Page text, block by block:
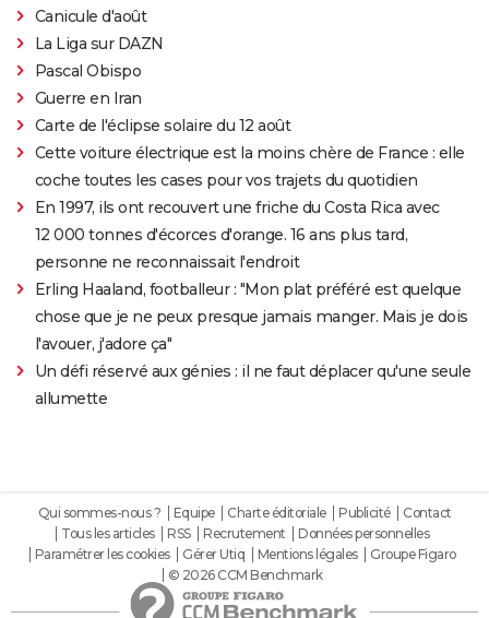
Canicule d'août
La Liga sur DAZN
Pascal Obispo
Guerre en Iran
Carte de l'éclipse solaire du 12 août
Cette voiture électrique est la moins chère de France : elle
coche toutes les cases pour vos trajets du quotidien
En 1997, ils ont recouvert une friche du Costa Rica avec
12 000 tonnes d'écorces d'orange. 16 ans plus tard,
personne ne reconnaissait l'endroit
Erling Haaland, footballeur : "Mon plat préféré est quelque
chose que je ne peux presque jamais manger. Mais je dois
l'avouer, j'adore ça"
Un défi réservé aux génies : il ne faut déplacer qu'une seule
allumette
Qui sommes-nous ? Equipe Charte éditoriale Publicité
Contact
Tous les articles
RSS Recrutement
Données personnelles
Paramétrer les cookies
Gérer Utiq Mentions légales
Groupe Figaro
© 2026 CCM Benchmark